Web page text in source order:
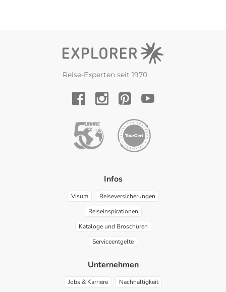
Reise-Experten seit 1970
Infos
Visum
Reiseversicherungen
Reiseinspirationen
Kataloge und Broschüren
Serviceentgelte
Unternehmen
Jobs & Karriere Nachhaltigkeit